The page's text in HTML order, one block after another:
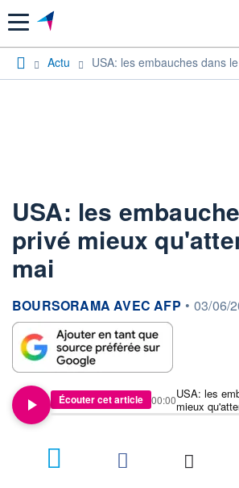
Menu
Actu USA: les embauches dans
USA: les
privé mieux
mai
information fournie par
BOURSORAMA AVEC AFP • 03/06/
Écouter cet article
USA: les
mieux
00:00